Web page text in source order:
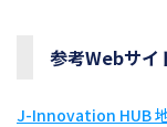
参考Webサイ
J-Innovation HUB